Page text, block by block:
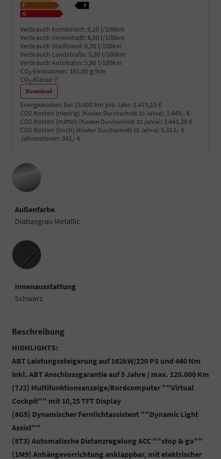
Verbrauch kombiniert: 6,10 l/100km
Verbrauch Innenstadt: 8,50 l/100km
Verbrauch Stadtrand: 6,30 l/100km
Verbrauch Landstraße: 5,30 l/100km
Verbrauch Autobahn: 5,90 l/100km
CO2-Emissionen: 161,00 g/km
CO2-Klasse: F
Download
Energiekosten bei 15.000 km pro Jahr: 1.473,15 €
CO2 Kosten (niedrig) (Kosten Durchschnitt 10 Jahre): 1.449,- €
CO2 Kosten (mittel) (Kosten Durchschnitt 10 Jahre): 3.441,38 €
CO2 Kosten (hoch) (Kosten Durchschnitt 10 Jahre): 5.313,- €
Jahressteuer: 341,- €
Außenfarbe
Diabasgrau Metallic
Innenausstattung
Innenausstattung
Schwarz
Beschreibung
HIGHLIGHTS:
ABT Leistungssteigerung auf 162kW/220 PS und 440 Nm
inkl. ABT Anschlussgarantie auf 5 Jahre / max. 120.000 Km
(7J2) Multifunktionsanzeige/Bordcomputer ""Virtual
Cockpit"" mit 10,25 TFT Display
(8G5) Dynamischer Fernlichtassistent ""Dynamic Light
Assist""
(8T3) Automatische Distanzregelung ACC ""stop & go""
(1M9) Anhängevorrichtung anklappbar, mit elektrischer